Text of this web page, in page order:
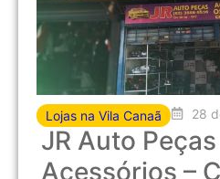
Lojas na Vila Canaã 28
JR Auto
Acessórios –